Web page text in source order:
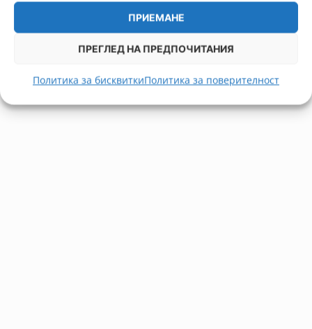
ПРИЕМАНЕ
ПРЕГЛЕД НА ПРЕДПОЧИТАНИЯ
Политика за бисквиткиПолитика за поверителност